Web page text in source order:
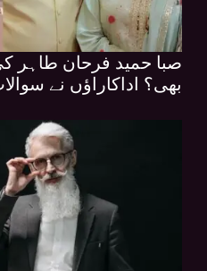
صبا حمید فرحان طاہر
بھی؟ اداکاراؤں نے